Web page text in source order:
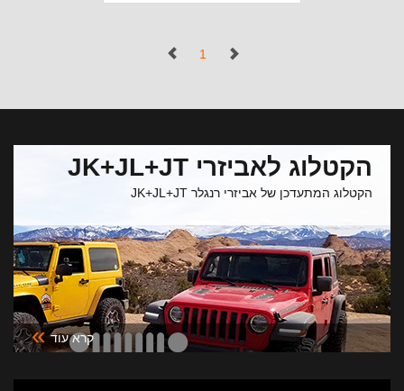
1 (נוכחי)
הקטלוג לאביזרי JK+JL+JT
הקטלוג המתעדכן של אביזרי רנגלר JK+JL+JT
קרא עוד »